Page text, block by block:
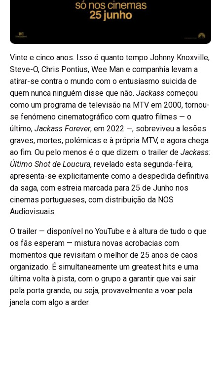
Vinte e cinco anos. Isso é quanto tempo Johnny Knoxville,
Steve-O, Chris Pontius, Wee Man e companhia levam a
atirar-se contra o mundo com o entusiasmo suicida de
quem nunca ninguém disse que não. Jackass começou
como um programa de televisão na MTV em 2000, tornou-
se fenómeno cinematográfico com quatro filmes — o
último, Jackass Forever, em 2022 —, sobreviveu a lesões
graves, mortes, polémicas e à própria MTV, e agora chega
ao fim. Ou pelo menos é o que dizem: o trailer de Jackass:
Último Shot de Loucura, revelado esta segunda-feira,
apresenta-se explicitamente como a despedida definitiva
da saga, com estreia marcada para 25 de Junho nos
cinemas portugueses, com distribuição da NOS
Audiovisuais.
O trailer — disponível no YouTube e à altura de tudo o que
os fãs esperam — mistura novas acrobacias com
momentos que revisitam o melhor de 25 anos de caos
organizado. É simultaneamente um greatest hits e uma
última volta à pista, com o grupo a garantir que vai sair
pela porta grande, ou seja, provavelmente a voar pela
janela com algo a arder.